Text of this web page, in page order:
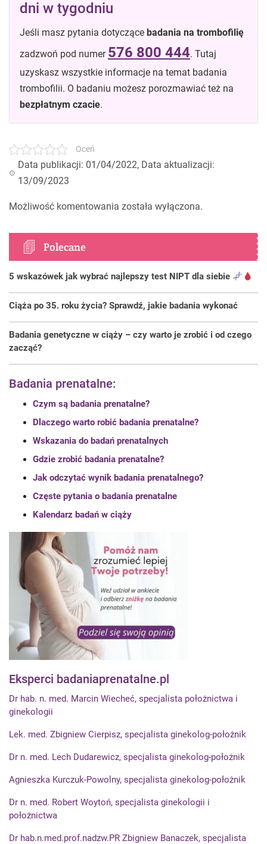
dni w tygodniu
Jeśli masz pytania dotyczące badania na trombofilię
zadzwoń pod numer 576 800 444. Tutaj
uzyskasz wszystkie informacje na temat badania
trombofilii. O badaniu możesz porozmawiać też na
bezpłatnym czacie.
Oceń
Data publikacji: 01/04/2022, Data aktualizacji:
13/09/2023
Możliwość komentowania została wyłączona.
Polecane
5 wskazówek jak wybrać najlepszy test NIPT dla siebie
Ciąża po 35. roku życia? Sprawdź, jakie badania wykonać
Badania genetyczne w ciąży – czy warto je zrobić i od czego
zacząć?
Badania prenatalne:
Czym są badania prenatalne?
Dlaczego warto robić badania prenatalne?
Wskazania do badań prenatalnych
Gdzie zrobić badania prenatalne?
Jak odczytać wynik badania prenatalnego?
Częste pytania o badania prenatalne
Kalendarz badań w ciąży
Eksperci badaniaprenatalne.pl
Dr hab. n. med. Marcin Wiecheć, specjalista położnictwa i
ginekologii
Lek. med. Zbigniew Cierpisz, specjalista ginekolog-położnik
Dr n. med. Lech Dudarewicz, specjalista ginekolog-położnik
Agnieszka Kurczuk-Powolny, specjalista ginekolog-położnik
Dr n. med. Robert Woytoń, specjalista ginekologii i
położnictwa
Dr hab.n.med.prof.nadzw.PR Zbigniew Banaczek, specjalista